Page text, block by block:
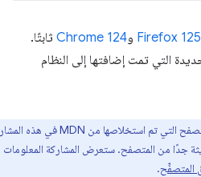
FirefoxوChrome 124ثابتًا.
التي تمت إضافتها إلى النظام
تتضمن هذه المشاركات بيانات توافق المتصفح التي تم استخلاصها من MDN في هذه المشاركات
من المتصفح. ستعرض المشاركة المعلومات
.